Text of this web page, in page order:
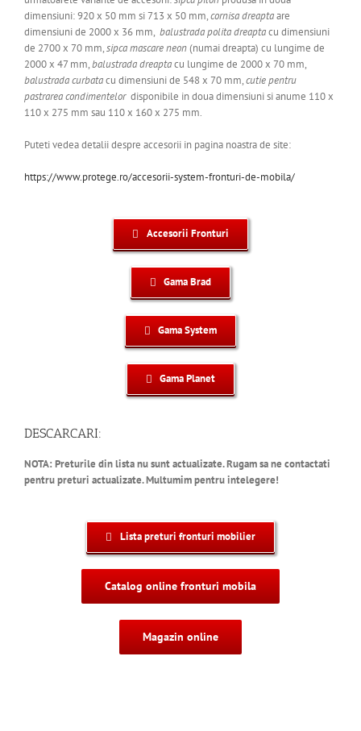
dimensiuni: 920 x 50 mm si 713 x 50 mm,cornisa dreaptaare
dimensiuni de 2000 x 36 mm, balustrada polita dreaptacu dimensiuni
de 2700 x 70 mm,sipca mascare neon(numai dreapta) cu lungime de
2000 x 47 mm,balustrada dreaptacu lungime de 2000 x 70 mm,
balustrada curbatacu dimensiuni de 548 x 70 mm,cutie pentru
pastrarea condimentelordisponibile in doua dimensiuni si anume 110 x
110 x 275 mm sau 110 x 160 x 275 mm.
Puteti vedea detalii despre accesorii in pagina noastra de site:
https://www.protege.ro/accesorii-system-fronturi-de-mobila/
Accesorii Fronturi
Gama Brad
Gama System
Gama Planet
DESCARCARI:
NOTA: Preturile din lista nu sunt actualizate. Rugam sa ne contactati
pentru preturi actualizate. Multumim pentru intelegere!
Lista preturi fronturi mobilier
Catalog online fronturi mobila
Magazin online